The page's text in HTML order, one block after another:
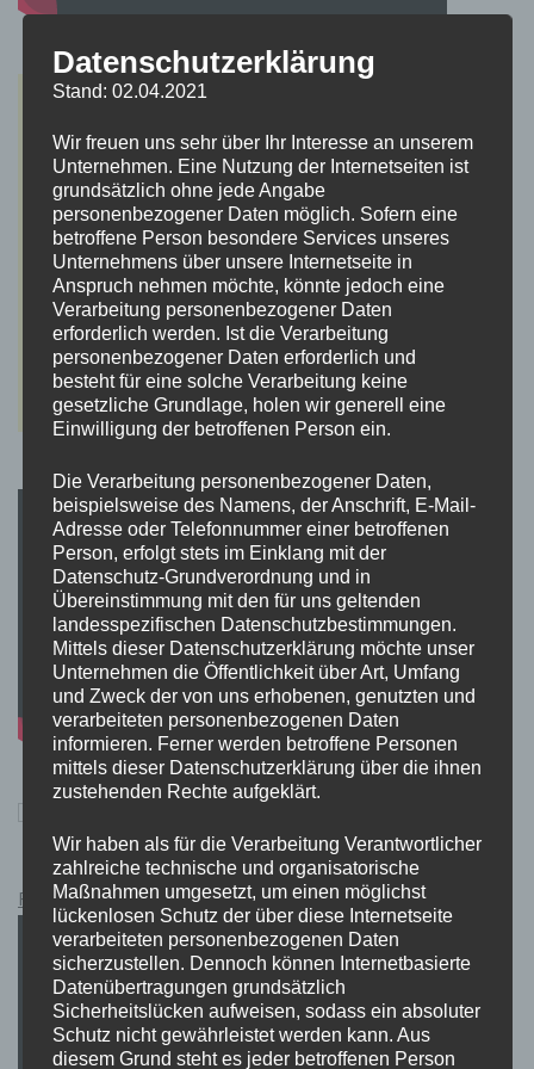
Pokémon Schwert und Schild Kauflink.>LINK<
Datenschutzerklärung
Stand: 02.04.2021
Wir freuen uns sehr über Ihr Interesse an unserem
Unternehmen. Eine Nutzung der Internetseiten ist
grundsätzlich ohne jede Angabe
personenbezogener Daten möglich. Sofern eine
betroffene Person besondere Services unseres
Unternehmens über unsere Internetseite in
Anspruch nehmen möchte, könnte jedoch eine
Verarbeitung personenbezogener Daten
erforderlich werden. Ist die Verarbeitung
personenbezogener Daten erforderlich und
besteht für eine solche Verarbeitung keine
gesetzliche Grundlage, holen wir generell eine
Einwilligung der betroffenen Person ein.
Die Verarbeitung personenbezogener Daten,
beispielsweise des Namens, der Anschrift, E-Mail-
Adresse oder Telefonnummer einer betroffenen
Person, erfolgt stets im Einklang mit der
Datenschutz-Grundverordnung und in
Übereinstimmung mit den für uns geltenden
landesspezifischen Datenschutzbestimmungen.
Mittels dieser Datenschutzerklärung möchte unser
Unternehmen die Öffentlichkeit über Art, Umfang
und Zweck der von uns erhobenen, genutzten und
verarbeiteten personenbezogenen Daten
informieren. Ferner werden betroffene Personen
mittels dieser Datenschutzerklärung über die ihnen
zustehenden Rechte aufgeklärt.
Wir haben als für die Verarbeitung Verantwortlicher
zahlreiche technische und organisatorische
Maßnahmen umgesetzt, um einen möglichst
lückenlosen Schutz der über diese Internetseite
verarbeiteten personenbezogenen Daten
sicherzustellen. Dennoch können Internetbasierte
Datenübertragungen grundsätzlich
Sicherheitslücken aufweisen, sodass ein absoluter
Schutz nicht gewährleistet werden kann. Aus
diesem Grund steht es jeder betroffenen Person